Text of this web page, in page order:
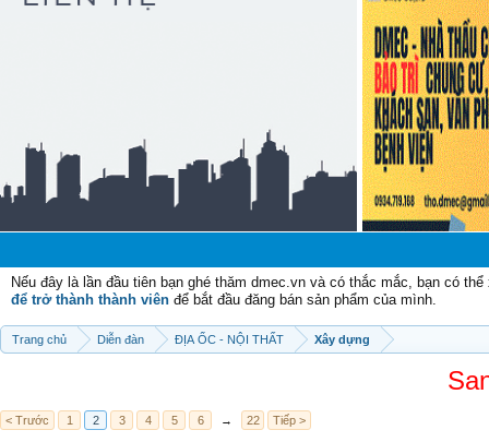
Nếu đây là lần đầu tiên bạn ghé thăm dmec.vn và có thắc mắc, bạn có
để trở thành thành viên để bắt đầu đăng bán sản phẩm của mình.
Trang chủ Diễn đàn ĐỊA ỐC - NỘI THẤT Xây dựng
< Trước 1 2 3 4 5 6 → 22 Tiếp >